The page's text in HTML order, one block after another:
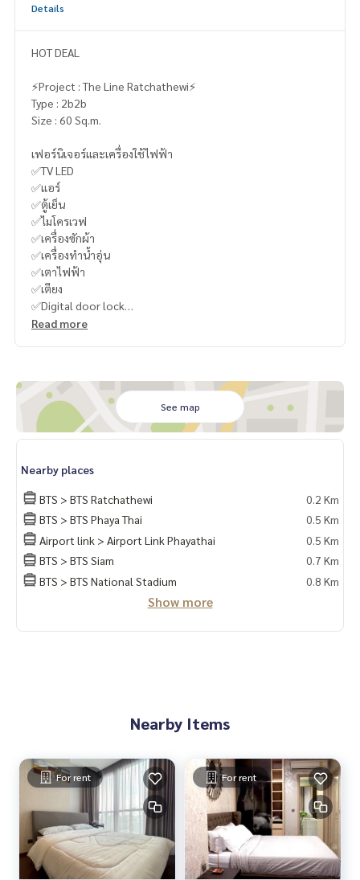
Details
HOT DEAL
⚡️Project : The Line Ratchathewi⚡️
Type : 2b2b
Size : 60 Sq.m.
เฟอร์นิเจอร์และเครื่องใช้ไฟฟ้า
✅TV LED
✅แอร์
✅ตู้เย็น
✅ไมโครเวฟ
✅เครื่องซักผ้า
✅เครื่องทำน้ำอุ่น
✅เตาไฟฟ้า
✅เตียง
✅Digital door lock
You can inbox or dm to ask more information, It’s my pleas
ure to give.
Tel :
093-943-4388
What App+6693-943-4388
-
#Kusuma
Read more
See map
Nearby places
BTS > BTS Ratchathewi
0.2 Km
BTS > BTS Phaya Thai
0.5 Km
Airport link > Airport Link Phayathai
0.5 Km
BTS > BTS Siam
0.7 Km
BTS > BTS National Stadium
0.8 Km
Show more
Nearby Items
For rent For rent